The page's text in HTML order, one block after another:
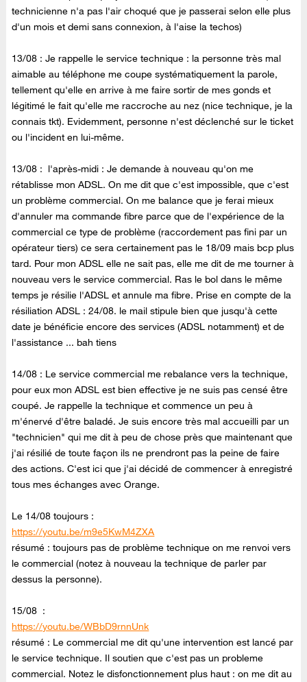
technicienne n'a pas l'air choqué que je passerai selon elle plus
d'un mois et demi sans connexion, à l'aise la techos)
13/08 : Je rappelle le service technique : la personne très mal
aimable au téléphone me coupe systématiquement la parole,
tellement qu'elle en arrive à me faire sortir de mes gonds et
légitimé le fait qu'elle me raccroche au nez (nice technique, je la
connais tkt). Evidemment, personne n'est déclenché sur le ticket
ou l'incident en lui-même.
13/08 : l'après-midi : Je demande à nouveau qu'on me
rétablisse mon ADSL. On me dit que c'est impossible, que c'est
un problème commercial. On me balance que je ferai mieux
d'annuler ma commande fibre parce que de l'expérience de la
commercial ce type de problème (raccordement pas fini par un
opérateur tiers) ce sera certainement pas le 18/09 mais bcp plus
tard. Pour mon ADSL elle ne sait pas, elle me dit de me tourner à
nouveau vers le service commercial. Ras le bol dans le même
temps je résilie l'ADSL et annule ma fibre. Prise en compte de la
résiliation ADSL : 24/08. le mail stipule bien que jusqu'à cette
date je bénéficie encore des services (ADSL notamment) et de
l'assistance ... bah tiens
14/08 : Le service commercial me rebalance vers la technique,
pour eux mon ADSL est bien effective je ne suis pas censé être
coupé. Je rappelle la technique et commence un peu à
m'énervé d'être baladé. Je suis encore très mal accueilli par un
"technicien" qui me dit à peu de chose près que maintenant que
j'ai résilié de toute façon ils ne prendront pas la peine de faire
des actions. C'est ici que j'ai décidé de commencer à enregistré
tous mes échanges avec Orange.
Le 14/08 toujours :
https://youtu.be/m9e5KwM4ZXA
résumé : toujours pas de problème technique on me renvoi vers
le commercial (notez à nouveau la technique de parler par
dessus la personne).
15/08 :
https://youtu.be/WBbD9rnnUnk
résumé : Le commercial me dit qu'une intervention est lancé par
le service technique. Il soutien que c'est pas un probleme
commercial. Notez le disfonctionnement plus haut : on me dit au